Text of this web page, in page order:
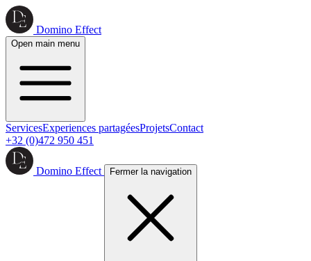
Domino Effect
Open main menu
ServicesExperiences partagéesProjetsContact
+32 (0)472 950 451
Domino Effect Fermer la navigation